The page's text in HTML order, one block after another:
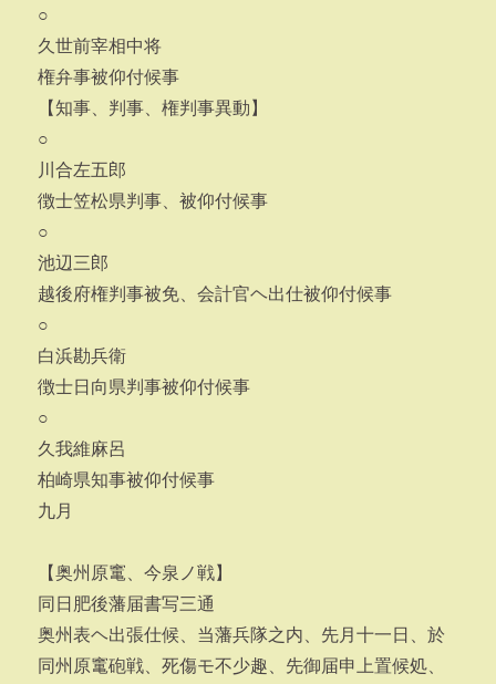
○
久世前宰相中将
権弁事被仰付候事
【知事、判事、権判事異動】
○
川合左五郎
徴士笠松県判事、被仰付候事
○
池辺三郎
越後府権判事被免、会計官ヘ出仕被仰付候事
○
白浜勘兵衛
徴士日向県判事被仰付候事
○
久我維麻呂
柏崎県知事被仰付候事
九月
【奥州原竃、今泉ノ戦】
同日肥後藩届書写三通
奥州表ヘ出張仕候、当藩兵隊之内、先月十一日、於
同州原竃砲戦、死傷モ不少趣、先御届申上置候処、